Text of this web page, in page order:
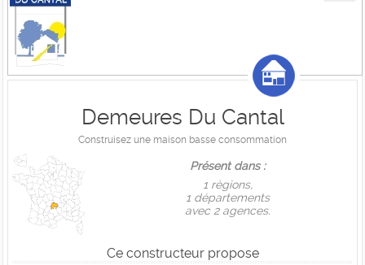
Demeures Du Cantal
Construisez une maison basse consommation
Présent dans :
1 règions,
1 départements
avec 2 agences.
Ce constructeur propose